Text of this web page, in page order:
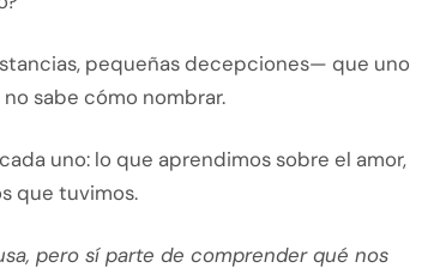
pequeñas decepciones— que uno
sabe cómo nombrar.
uno: lo que aprendimos sobre el amor,
que tuvimos.
pero sí parte de comprender qué nos